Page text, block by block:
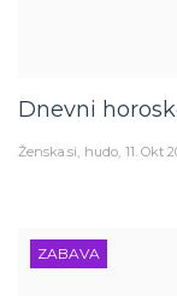
Dnevni
Ženska.si hudo 11. Okt
ZABAVA